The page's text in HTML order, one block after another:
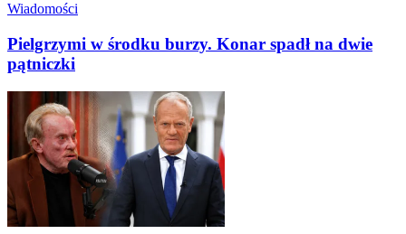
Wiadomości
Pielgrzymi w środku burzy. Konar spadł na dwie
pątniczki